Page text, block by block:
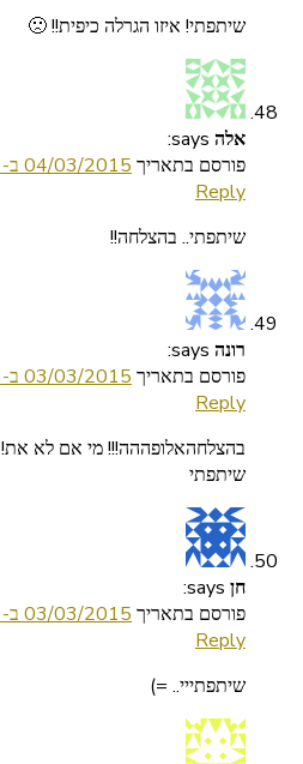
שיתפתי! איזו הגרלה כיפית!! 🙁
אלה says:
פורסם בתאריך 04/03/2015 ב- 00:14
Reply
שיתפתי.. בהצלחה!!
רונה says:
פורסם בתאריך 03/03/2015 ב- 23:05
Reply
בהצלחהאלופההה!!! מי אם לא את!
שיתפתי
חן says:
פורסם בתאריך 03/03/2015 ב- 22:50
Reply
שיתפתייי.. =)